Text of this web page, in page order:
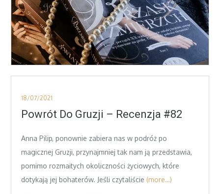
Posted
on
18/07/2021
Powrót Do Gruzji – Recenzja #82
Anna Pilip, ponownie zabiera nas w podróż po
magicznej Gruzji, przynajmniej tak nam ją przedstawia,
pomimo rozmaitych okoliczności życiowych, które
dotykają jej bohaterów. Jeśli czytaliście (more…)